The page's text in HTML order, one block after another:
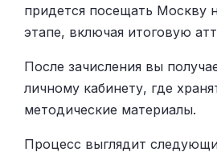
придется посещать Москву
этапе, включая итоговую
После зачисления вы
личному кабинету, где
методические материалы.
Процесс выглядит